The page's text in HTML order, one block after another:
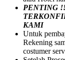
PENTING
KAMI
Untuk
Rekening
costumer